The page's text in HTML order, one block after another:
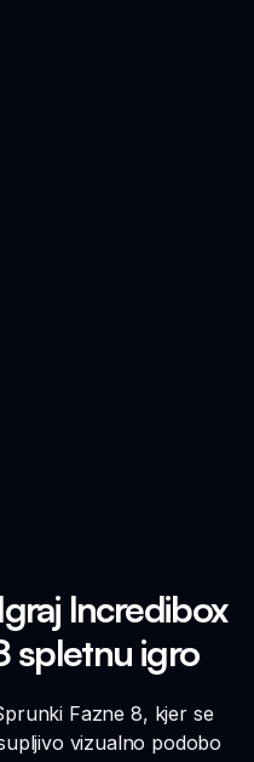
Incredibox
spletnu igro
Fazne 8, kjer se
vizualno podobo